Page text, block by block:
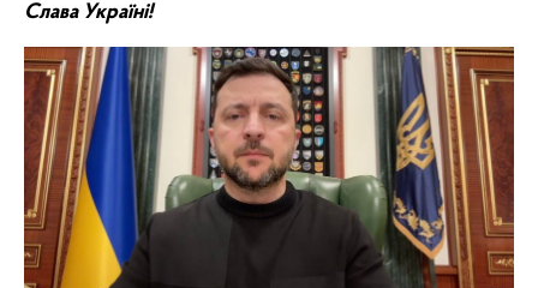
Слава Україні!